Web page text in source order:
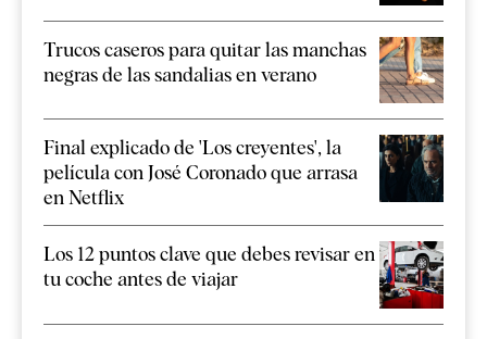
Trucos caseros para quitar las manchas
negras de las sandalias en verano
Final explicado de 'Los creyentes', la
película con José Coronado que arrasa
en Netflix
Los 12 puntos clave que debes revisar en
tu coche antes de viajar